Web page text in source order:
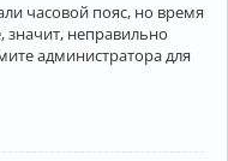
часовой пояс, но время
неправильно
администратора для